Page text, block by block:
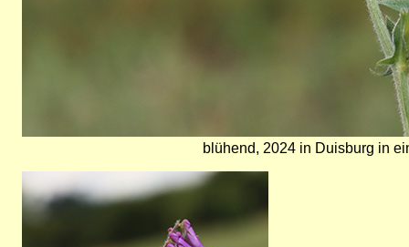
blühend, 2024 in Duisburg in